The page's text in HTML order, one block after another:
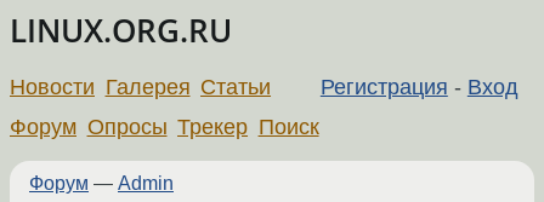
LINUX.ORG.RU
Регистрация - Вход
Новости Галерея Статьи
Форум Опросы Трекер Поиск
Форум — Admin